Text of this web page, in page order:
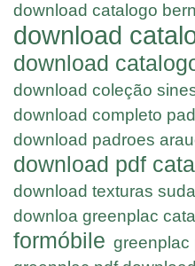
download catalogo
download
download
download coleção
download completo
download padroes
download pdf
download texturas
downloa greenplac
formóbile greenplac